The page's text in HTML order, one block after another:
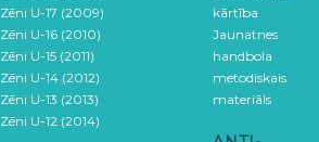
Zēni U-17 (2009)
Zēni U-16 (2010)
Zēni U-15 (2011)
Zēni U-14 (2012)
Zēni U-13 (2013)
Zēni U-12 (2014)
kārtība
Jaunatnes
handbola
metodiskais
materiāls